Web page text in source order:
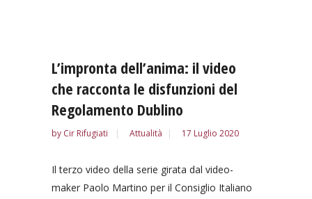
L’impronta dell’anima: il video
che racconta le disfunzioni del
Regolamento Dublino
by Cir Rifugiati Attualità 17 Luglio 2020
Il terzo video della serie girata dal video-
maker Paolo Martino per il Consiglio Italiano